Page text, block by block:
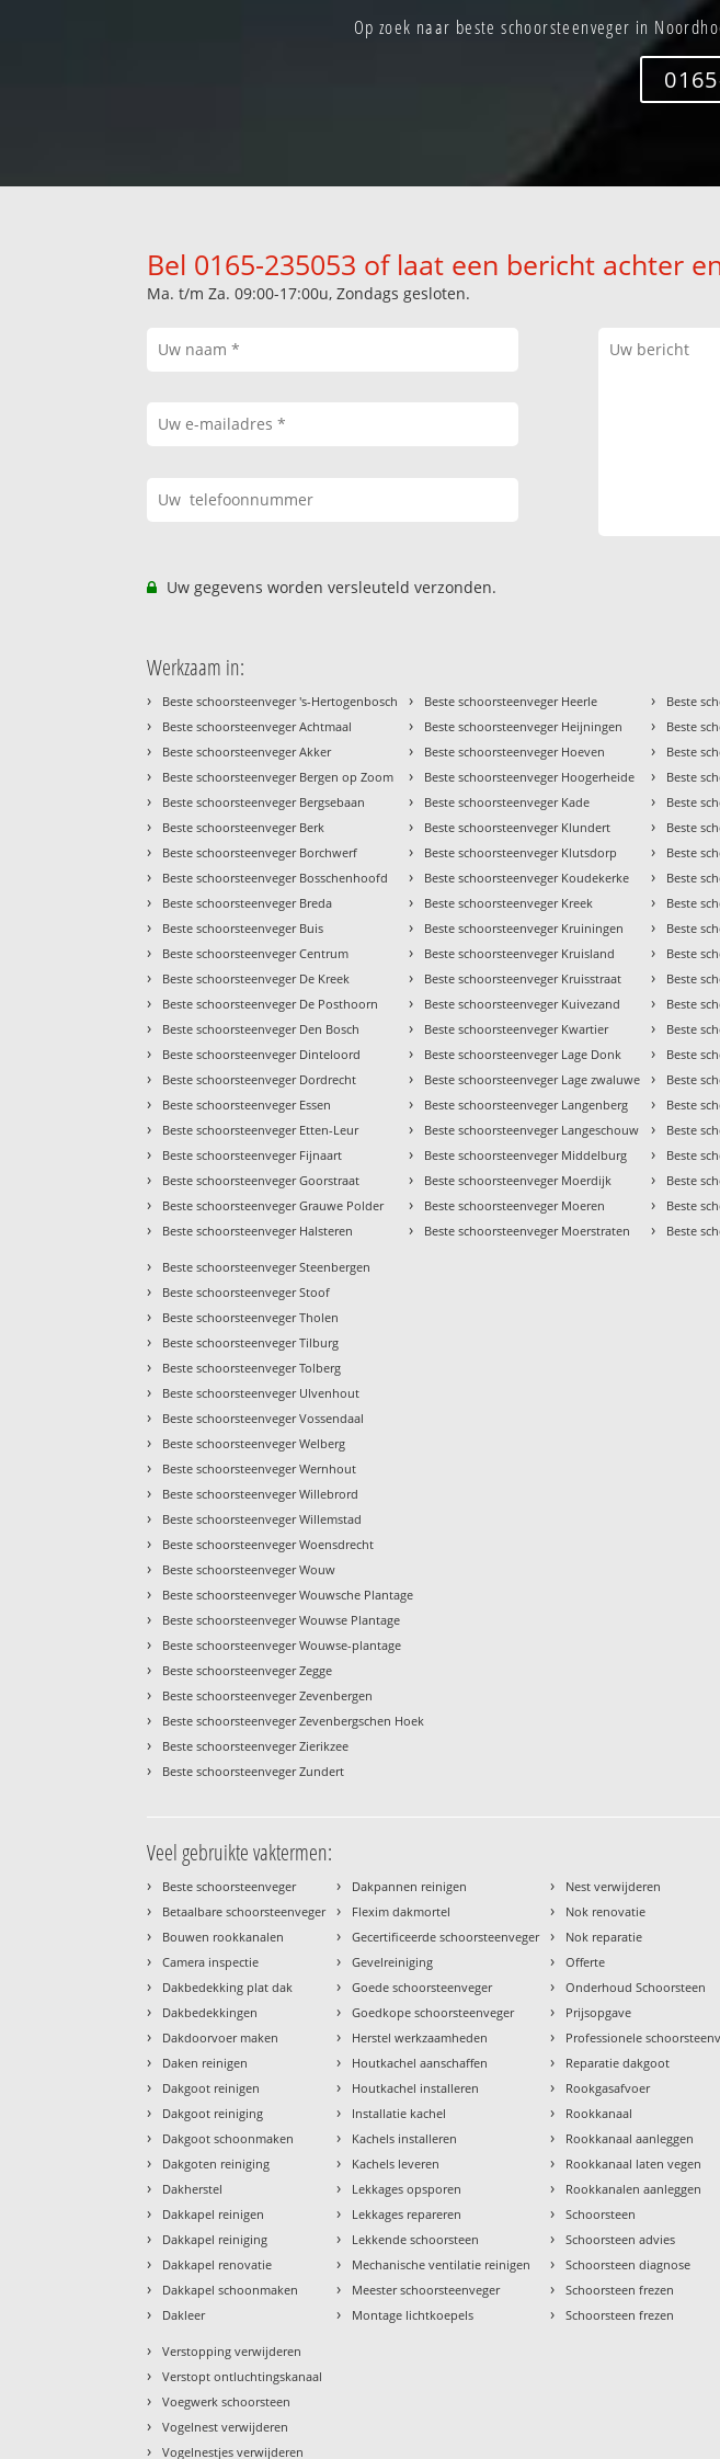
Op zoek naar beste schoorsteenveger in
Bel 0165-235053 of laat een bericht achter
Ma. t/m Za. 09:00-17:00u, Zondags gesloten.
Uw gegevens worden versleuteld verzonden.
Werkzaam in:
› Beste schoorsteenveger 's-Hertogenbosch
› Beste schoorsteenveger Achtmaal
› Beste schoorsteenveger Akker
› Beste schoorsteenveger Bergen op Zoom
› Beste schoorsteenveger Bergsebaan
› Beste schoorsteenveger Berk
› Beste schoorsteenveger Borchwerf
› Beste schoorsteenveger Bosschenhoofd
› Beste schoorsteenveger Breda
› Beste schoorsteenveger Buis
› Beste schoorsteenveger Centrum
› Beste schoorsteenveger De Kreek
› Beste schoorsteenveger De Posthoorn
› Beste schoorsteenveger Den Bosch
› Beste schoorsteenveger Dinteloord
› Beste schoorsteenveger Dordrecht
› Beste schoorsteenveger Essen
› Beste schoorsteenveger Etten-Leur
› Beste schoorsteenveger Fijnaart
› Beste schoorsteenveger Goorstraat
› Beste schoorsteenveger Grauwe Polder
› Beste schoorsteenveger Halsteren
› Beste schoorsteenveger Heerle
› Beste schoorsteenveger Heijningen
› Beste schoorsteenveger Hoeven
› Beste schoorsteenveger Hoogerheide
› Beste schoorsteenveger Kade
› Beste schoorsteenveger Klundert
› Beste schoorsteenveger Klutsdorp
› Beste schoorsteenveger Koudekerke
› Beste schoorsteenveger Kreek
› Beste schoorsteenveger Kruiningen
› Beste schoorsteenveger Kruisland
› Beste schoorsteenveger Kruisstraat
› Beste schoorsteenveger Kuivezand
› Beste schoorsteenveger Kwartier
› Beste schoorsteenveger Lage Donk
› Beste schoorsteenveger Lage zwaluwe
› Beste schoorsteenveger Langenberg
› Beste schoorsteenveger Langeschouw
› Beste schoorsteenveger Middelburg
› Beste schoorsteenveger Moerdijk
› Beste schoorsteenveger Moeren
› Beste schoorsteenveger Moerstraten
› Beste
› Beste
› Beste
› Beste
› Beste
› Beste
› Beste
› Beste
› Beste
› Beste
› Beste
› Beste
› Beste
› Beste
› Beste
› Beste
› Beste
› Beste
› Beste
› Beste
› Beste
› Beste
› Beste schoorsteenveger Steenbergen
› Beste schoorsteenveger Stoof
› Beste schoorsteenveger Tholen
› Beste schoorsteenveger Tilburg
› Beste schoorsteenveger Tolberg
› Beste schoorsteenveger Ulvenhout
› Beste schoorsteenveger Vossendaal
› Beste schoorsteenveger Welberg
› Beste schoorsteenveger Wernhout
› Beste schoorsteenveger Willebrord
› Beste schoorsteenveger Willemstad
› Beste schoorsteenveger Woensdrecht
› Beste schoorsteenveger Wouw
› Beste schoorsteenveger Wouwsche Plantage
› Beste schoorsteenveger Wouwse Plantage
› Beste schoorsteenveger Wouwse-plantage
› Beste schoorsteenveger Zegge
› Beste schoorsteenveger Zevenbergen
› Beste schoorsteenveger Zevenbergschen Hoek
› Beste schoorsteenveger Zierikzee
› Beste schoorsteenveger Zundert
Veel gebruikte vaktermen:
› Beste schoorsteenveger
› Betaalbare schoorsteenveger
› Bouwen rookkanalen
› Camera inspectie
› Dakbedekking plat dak
› Dakbedekkingen
› Dakdoorvoer maken
› Daken reinigen
› Dakgoot reinigen
› Dakgoot reiniging
› Dakgoot schoonmaken
› Dakgoten reiniging
› Dakherstel
› Dakkapel reinigen
› Dakkapel reiniging
› Dakkapel renovatie
› Dakkapel schoonmaken
› Dakleer
› Dakpannen reinigen
› Flexim dakmortel
› Gecertificeerde schoorsteenveger
› Gevelreiniging
› Goede schoorsteenveger
› Goedkope schoorsteenveger
› Herstel werkzaamheden
› Houtkachel aanschaffen
› Houtkachel installeren
› Installatie kachel
› Kachels installeren
› Kachels leveren
› Lekkages opsporen
› Lekkages repareren
› Lekkende schoorsteen
› Mechanische ventilatie reinigen
› Meester schoorsteenveger
› Montage lichtkoepels
› Nest verwijderen
› Nok renovatie
› Nok reparatie
› Offerte
› Onderhoud Schoorsteen
› Prijsopgave
› Professionele
› Reparatie dakgoot
› Rookgasafvoer
› Rookkanaal
› Rookkanaal aanleggen
› Rookkanaal laten vegen
› Rookkanalen aanleggen
› Schoorsteen
› Schoorsteen advies
› Schoorsteen diagnose
› Schoorsteen frezen
› Schoorsteen frezen
› Verstopping verwijderen
› Verstopt ontluchtingskanaal
› Voegwerk schoorsteen
› Vogelnest verwijderen
› Vogelnestjes verwijderen